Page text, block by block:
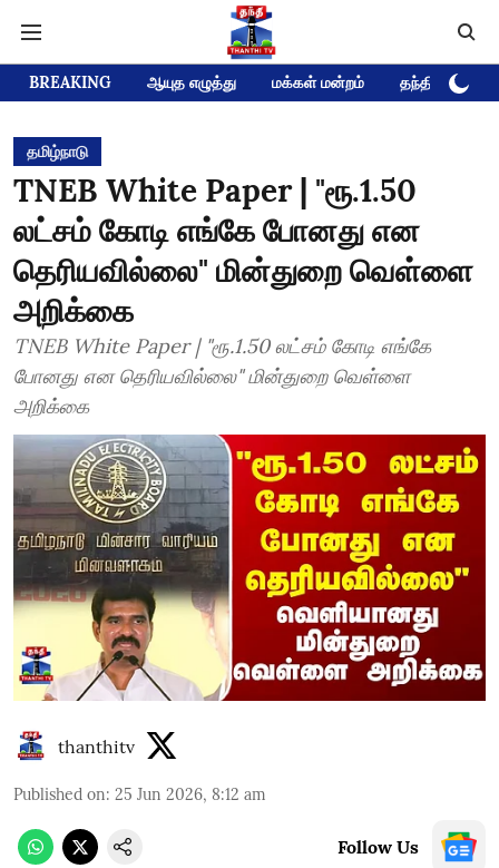
BREAKING ஆயுத எழுத்து மக்கள் மன்றம் தந்தி டிவி
தமிழ்நாடு
TNEB White Paper | "ரூ.1.50
லட்சம் கோடி எங்கே போனது என
தெரியவில்லை" மின்துறை வெள்ளை
அறிக்கை
TNEB White Paper | "ரூ.1.50 லட்சம் கோடி எங்கே
போனது என தெரியவில்லை" மின்துறை வெள்ளை
அறிக்கை
thanthitv
Published on: 25 Jun 2026, 8:12 am
Follow Us